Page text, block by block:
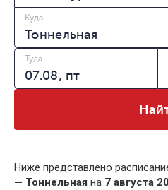
Куда
Туда
Ниже представлено
— Тоннельная на 7 августа